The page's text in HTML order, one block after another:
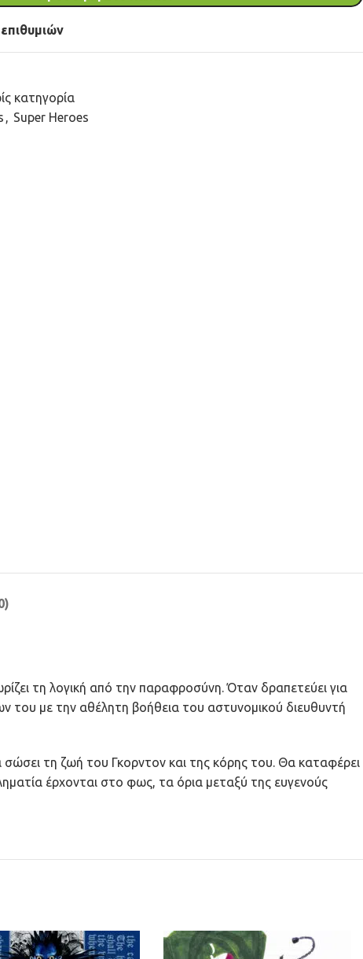
κατηγορία
, Super Heroes
τη λογική από την παραφροσύνη. Όταν δραπετεύει για
του με την αθέλητη βοήθεια του αστυνομικού διευθυντή
τη ζωή του Γκορντον και της κόρης του. Θα καταφέρει
έρχονται στο φως, τα όρια μεταξύ της ευγενούς